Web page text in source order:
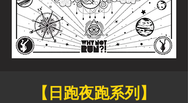
【日跑夜跑系列】